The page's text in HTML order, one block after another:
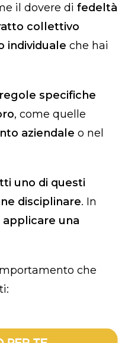
il dovere di fedeltà
collettivo
individuale che hai
regole specifiche
, come quelle
aziendale o nel
uno di questi
disciplinare. In
una
che